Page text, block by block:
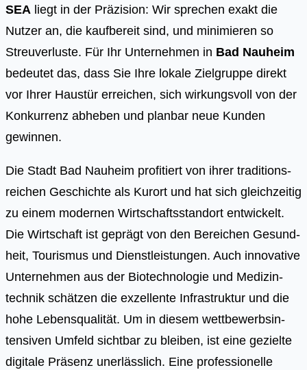
SEA liegt in der Präzision: Wir sprechen exakt die
Nutzer an, die kaufbereit sind, und minimieren so
Streuverluste. Für Ihr Unternehmen in Bad Nauheim
bedeutet das, dass Sie Ihre lokale Zielgruppe direkt
vor Ihrer Haustür erreichen, sich wirkungsvoll von der
Konkurrenz abheben und planbar neue Kunden
gewinnen.
Die Stadt Bad Nau­heim pro­fi­tiert von ihrer tra­di­ti­ons­
rei­chen Geschich­te als Kur­ort und hat sich gleich­zei­tig
zu einem moder­nen Wirt­schafts­stand­ort ent­wi­ckelt.
Die Wirt­schaft ist geprägt von den Berei­chen Gesund­
heit, Tou­ris­mus und Dienst­leis­tun­gen. Auch inno­va­ti­ve
Unter­neh­men aus der Bio­tech­no­lo­gie und Medi­zin­
tech­nik schät­zen die exzel­len­te Infra­struk­tur und die
hohe Lebens­qua­li­tät. Um in die­sem wett­be­werbs­in­
ten­si­ven Umfeld sicht­bar zu blei­ben, ist eine geziel­te
digi­ta­le Prä­senz uner­läss­lich. Eine pro­fes­sio­nel­le